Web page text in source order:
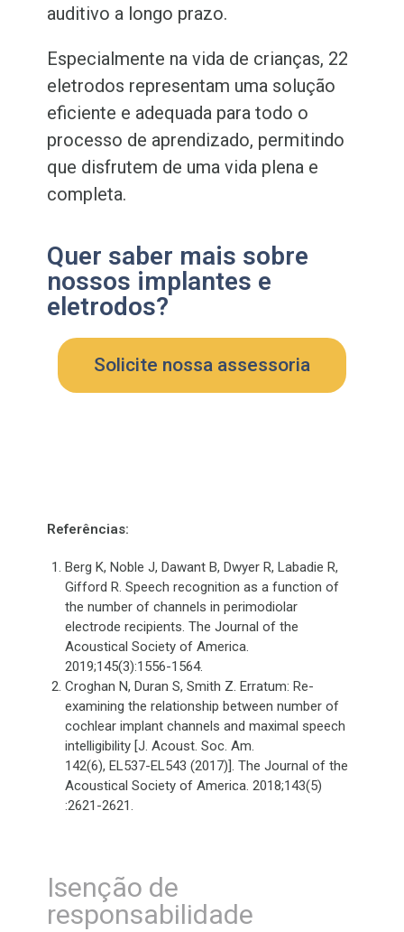
auditivo a longo prazo.
Especialmente na vida de crianças, 22
eletrodos representam uma solução
eficiente e adequada para todo o
processo de aprendizado, permitindo
que disfrutem de uma vida plena e
completa.
Quer saber mais sobre
nossos implantes e
eletrodos?
Solicite nossa assessoria
Referências:
Berg K, Noble J, Dawant B, Dwyer R, Labadie R,
Gifford R. Speech recognition as a function of
the number of channels in perimodiolar
electrode recipients. The Journal of the
Acoustical Society of America.
2019;145(3):1556-1564.
Croghan N, Duran S, Smith Z. Erratum: Re-
examining the relationship between number of
cochlear implant channels and maximal speech
intelligibility [J. Acoust. Soc. Am.
142(6), EL537-EL543 (2017)]. The Journal of the
Acoustical Society of America. 2018;143(5)
:2621-2621.
Isenção de
responsabilidade